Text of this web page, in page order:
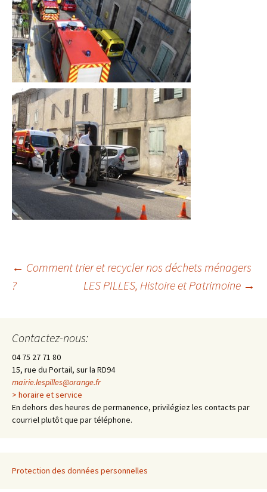
Navigation
des
articles
← Comment trier et recycler nos déchets ménagers
?
LES PILLES, Histoire et Patrimoine →
Contactez-nous:
04 75 27 71 80
15, rue du Portail, sur la RD94
mairie.lespilles@orange.fr
> horaire et service
En dehors des heures de permanence, privilégiez les contacts par
courriel plutôt que par téléphone.
Protection des données personnelles